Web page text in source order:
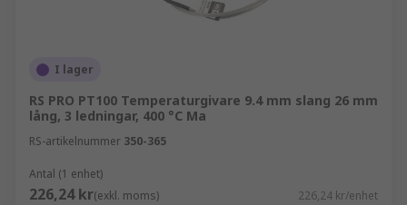
I lager
RS PRO PT100 Temperaturgivare 9.4 mm slang 26 mm
lång, 3 ledningar, 400 °C Ma
RS-artikelnummer 350-365
Antal (1 enhet)
226,24 kr(exkl. moms) 226,24 kr/enhet